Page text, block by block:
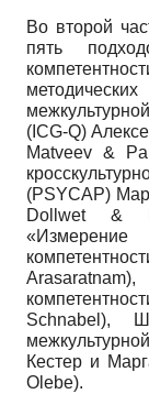
Во второй
пять
(ICG-Q)
Matveev &
(PSYCAP)
Dollwet &
«Измерение
Schnabel),
Кестер и
Olebe).